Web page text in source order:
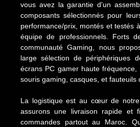
vous avez la garantie d'un
composants sélectionnés pour
performance/prix, montés et testés
équipe de professionnels. Forts
communauté Gaming, nous
large sélection de périphériques
écrans PC gamer haute fréquence,
souris gaming, casques, et fauteuils
La logistique est au cœur de
assurons une livraison rapide et
commandes partout au Maroc.